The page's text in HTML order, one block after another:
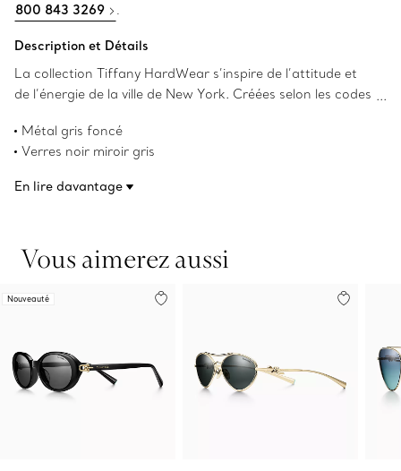
800 843 3269 .
Description et Détails
La collection Tiffany HardWear s’inspire de l’attitude et
de l’énergie de la ville de New York. Créées selon les codes
lunettes de soleil arborent des maillons emblématiques en
guise de charnières sur les branches. Ces montures sont
du ruthénium, avec des verres rectangulaires noir miroir
Métal gris foncé
Verres noir miroir gris
Largeur de 58 mm
Protection UV et traitement antireflet
Numéro de produit:75283474
En lire davantage
Vous aimerez aussi
Nouveauté